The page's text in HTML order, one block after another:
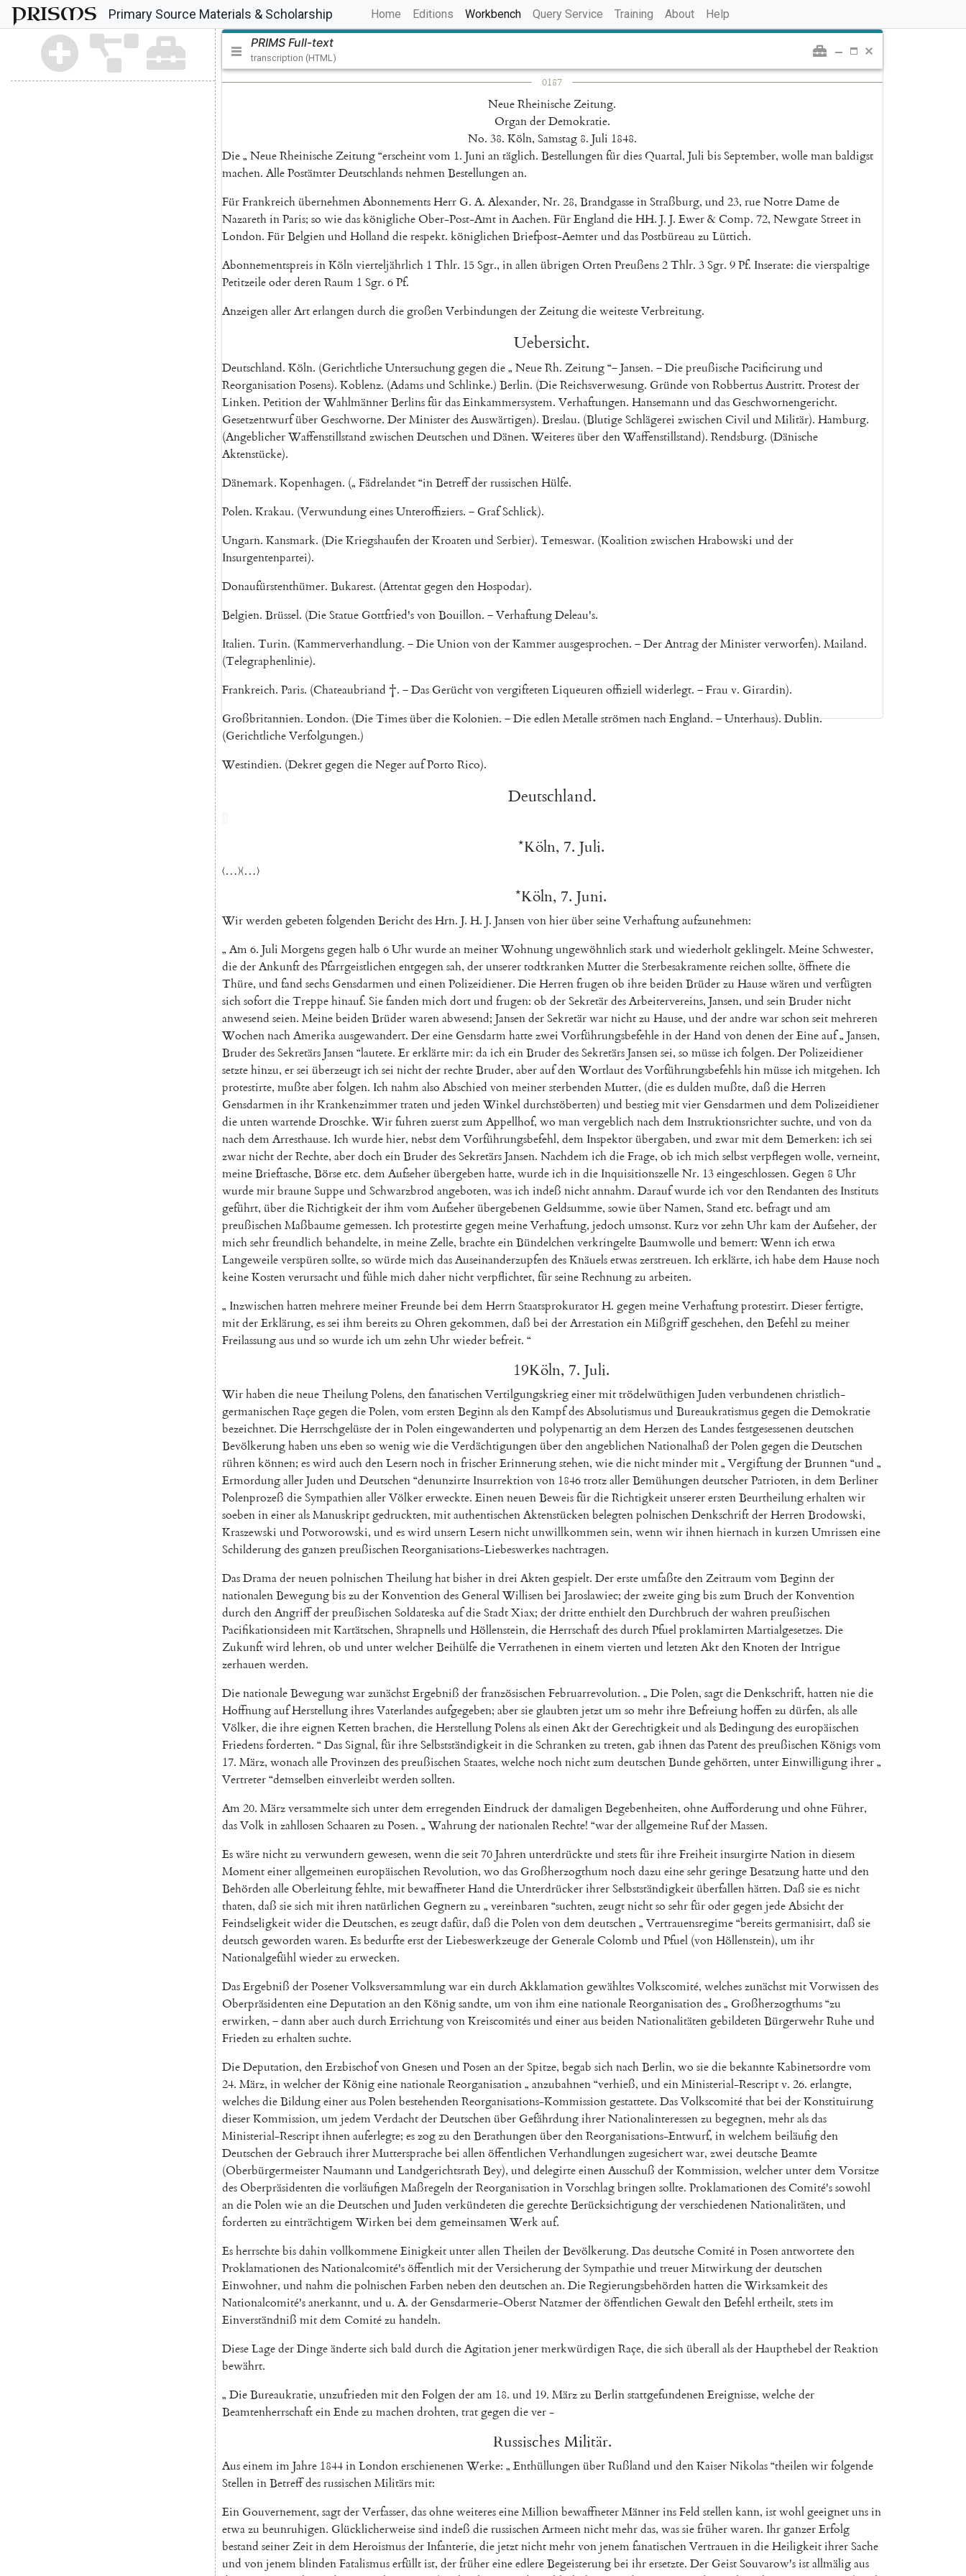
PRISMS Primary Source Materials & Scholarship Home (current)
Editions Workbench Query Service Training About Help
PRIMS Full-text
transcription (HTML)
0187
Neue Rheinische Zeitung.
OrganderDemokratie.
No. 38. Köln, Samstag 8. Juli 1848.
Die„ NeueRheinischeZeitung“erscheintvom 1. Juni antäglich. BestellungenfürdiesQuartal, Juli bisSeptember, wollemanbaldigst
machen. AllePostämterDeutschlandsnehmenBestellungenan.
FürFrankreichübernehmenAbonnementsHerr G. A. Alexander, Nr. 28, BrandgasseinStraßburg, und 23, rueNotreDamede
NazarethinParis; so wiedasköniglicheOber-Post-AmtinAachen. FürEngland dieHH. J. J. Ewer&Comp. 72, NewgateStreetin
London. FürBelgienund Holland dierespekt. königlichenBriefpost-Aemterund dasPostbüreau zu Lüttich.
AbonnementspreisinKölnvierteljährlich 1 Thlr. 15Sgr., inallenübrigenOrtenPreußens2Thlr. 3Sgr. 9Pf. Inserate: dievierspaltige
PetitzeileoderderenRaum 1 Sgr. 6Pf.
AnzeigenallerArterlangendurchdiegroßenVerbindungenderZeitungdieweitesteVerbreitung.
Uebersicht.
Deutschland. Köln. (GerichtlicheUntersuchunggegendie„ NeueRh. Zeitung“‒Jansen. ‒DiepreußischePacificirungund
ReorganisationPosens). Koblenz. (Adamsund Schlinke.) Berlin. (DieReichsverwesung. GründevonRobbertusAustritt. Protestder
Linken. PetitionderWahlmännerBerlinsfürdasEinkammersystem. Verhaftungen. Hansemannund das Geschwornengericht.
Gesetzentwurfüber Geschworne. DerMinisterdesAuswärtigen). Breslau. (BlutigeSchlägerei zwischenCivilund Militär). Hamburg.
(AngeblicherWaffenstillstand zwischenDeutschenund Dänen. WeiteresüberdenWaffenstillstand). Rendsburg. (Dänische
Aktenstücke).
Dänemark. Kopenhagen. („ Fädrelandet“inBetreffderrussischenHülfe.
Polen. Krakau. (VerwundungeinesUnteroffiziers. ‒ GrafSchlick).
Ungarn. Kansmark. (DieKriegshaufenderKroatenund Serbier). Temeswar. (KoalitionzwischenHrabowski und der
Insurgentenpartei).
Donaufürstenthümer. Bukarest. (AttentatgegendenHospodar).
Belgien. Brüssel. (DieStatue Gottfried'svonBouillon. ‒VerhaftungDeleau's.
Italien. Turin. (Kammerverhandlung. ‒DieUnionvonderKammerausgesprochen. ‒DerAntragderMinisterverworfen). Mailand.
(Telegraphenlinie).
Frankreich. Paris. (Chateaubriand †. ‒Das GerüchtvonvergiftetenLiqueurenoffiziellwiderlegt. ‒Frau v. Girardin).
Großbritannien.London.(DieTimesüberdieKolonien.‒DieedlenMetalleströmennachEngland.‒Unterhaus).Dublin.
(GerichtlicheVerfolgungen.)
Westindien. (DekretgegendieNegeraufPorto Rico).
Deutschland.
*Köln, 7. Juli.
〈…〉〈…〉
*Köln, 7. Juni.
WirwerdengebetenfolgendenBerichtdesHrn. J. H. J. JansenvonhierüberseineVerhaftungaufzunehmen:
„ Am6. Juli Morgensgegenhalb 6UhrwurdeanmeinerWohnungungewöhnlichstarkund wiederholtgeklingelt. MeineSchwester,
diederAnkunftdesPfarrgeistlichenentgegensah, derunserertodtkrankenMutterdieSterbesakramentereichensollte, öffnetedie
Thüre, und fand sechs Gensdarmenund einenPolizeidiener. DieHerrenfrugenob ihrebeidenBrüderzu Hausewärenund verfügten
sichsofortdieTreppehinauf. Siefandenmichdortund frugen: ob derSekretärdesArbeitervereins, Jansen, und seinBrudernicht
anwesend seien. MeinebeidenBrüderwarenabwesend; JansenderSekretärwarnichtzu Hause, und derandrewarschonseitmehreren
WochennachAmerikaausgewandert. Dereine Gensdarmhattezwei VorführungsbefehleinderHand vondenenderEineauf„ Jansen,
BruderdesSekretärsJansen“lautete. Ererklärtemir: daicheinBruderdesSekretärsJansensei, so müsseichfolgen. DerPolizeidiener
setztehinzu, ersei überzeugtichsei nichtderrechteBruder, aberaufdenWortlautdesVorführungsbefehlshinmüsseichmitgehen. Ich
protestirte, mußteaberfolgen. Ichnahmalso Abschied vonmeinersterbendenMutter, (dieesduldenmußte, daß dieHerren
GensdarmeninihrKrankenzimmertratenund jedenWinkeldurchstöberten) und bestiegmitvier Gensdarmenund demPolizeidiener
dieuntenwartendeDroschke. WirfuhrenzuerstzumAppellhof, wo manvergeblichnachdem Instruktionsrichtersuchte, und vonda
nachdemArresthause. Ichwurdehier, nebstdemVorführungsbefehl, dem Inspektorübergaben, und zwarmitdemBemerken: ichsei
zwarnichtderRechte, aberdocheinBruderdesSekretärsJansen. NachdemichdieFrage, ob ichmichselbstverpflegenwolle, verneint,
meineBrieftasche, Börseetc. demAufseherübergebenhatte, wurdeichindie InquisitionszelleNr. 13eingeschlossen. Gegen 8 Uhr
wurdemirbrauneSuppeund Schwarzbrod angeboten, wasichindeß nichtannahm. DaraufwurdeichvordenRendantendes Instituts
geführt, überdieRichtigkeitderihmvomAufseherübergebenen Geldsumme, sowieüberNamen, Stand etc. befragtund am
preußischenMaßbaumegemessen. IchprotestirtegegenmeineVerhaftung, jedochumsonst. KurzvorzehnUhrkamderAufseher, der
michsehrfreundlichbehandelte, inmeineZelle, brachteeinBündelchenverkringelteBaumwolleund bemert: Wennichetwa
Langeweileverspürensollte, so würdemichdasAuseinanderzupfendesKnäuelsetwaszerstreuen. Icherklärte, ichhabedemHausenoch
keineKostenverursachtund fühlemichdahernichtverpflichtet, fürseineRechnungzu arbeiten.
„ InzwischenhattenmehreremeinerFreundebei demHerrnStaatsprokuratorH. gegenmeineVerhaftungprotestirt. Dieserfertigte,
mitderErklärung, essei ihmbereitszu Ohrengekommen, daß bei derArrestationeinMißgriffgeschehen, denBefehlzu meiner
Freilassungausund so wurdeichumzehnUhrwiederbefreit. “
19Köln, 7. Juli.
WirhabendieneueTheilungPolens, denfanatischenVertilgungskriegeinermittrödelwüthigenJudenverbundenenchristlich-
germanischenRaçegegendiePolen, vomerstenBeginnalsdenKampfdesAbsolutismusund BureaukratismusgegendieDemokratie
bezeichnet. DieHerrschgelüstederinPoleneingewandertenund polypenartigandemHerzendesLandesfestgesessenendeutschen
Bevölkerunghabenunsebenso wenigwiedieVerdächtigungenüberdenangeblichenNationalhaß derPolengegendieDeutschen
rührenkönnen; eswird auchdenLesernnochinfrischerErinnerungstehen, wiedienichtmindermit„ VergiftungderBrunnen“und „
ErmordungallerJudenund Deutschen“denunzirte Insurrektionvon 1846trotzallerBemühungendeutscherPatrioten, indemBerliner
Polenprozeß dieSympathienallerVölkererweckte. EinenneuenBeweisfürdieRichtigkeitunserererstenBeurtheilungerhaltenwir
soebenineineralsManuskriptgedruckten, mitauthentischenAktenstückenbelegtenpolnischenDenkschriftderHerrenBrodowski,
Kraszewski und Potworowski, und eswird unsernLesernnichtunwillkommensein, wennwirihnenhiernachinkurzenUmrisseneine
SchilderungdesganzenpreußischenReorganisations-Liebeswerkesnachtragen.
DasDramaderneuenpolnischenTheilunghatbisherindrei Aktengespielt. DerersteumfaßtedenZeitraumvomBeginnder
nationalenBewegungbiszu derKonventiondes GeneralWillisenbei Jaroslawiec; derzweitegingbiszumBruchderKonvention
durchdenAngriffderpreußischenSoldateskaaufdieStadtXiax; derdritteenthieltdenDurchbruchderwahrenpreußischen
PacifikationsideenmitKartätschen, Shrapnellsund Höllenstein, dieHerrschaftdesdurchPfuelproklamirtenMartialgesetzes. Die
Zukunftwird lehren, ob und unterwelcherBeihülfedieVerrathenenineinemviertenund letztenAktdenKnotender Intrigue
zerhauenwerden.
DienationaleBewegungwarzunächstErgebniß derfranzösischenFebruarrevolution. „ DiePolen, sagtdieDenkschrift, hattenniedie
HoffnungaufHerstellungihresVaterlandesaufgegeben; abersieglaubtenjetztumso mehrihreBefreiunghoffenzu dürfen, alsalle
Völker, dieihreeignenKettenbrachen, dieHerstellungPolensalseinenAktder Gerechtigkeitund alsBedingungdeseuropäischen
Friedensforderten. “DasSignal, fürihreSelbstständigkeitindieSchrankenzu treten, gab ihnendasPatentdespreußischenKönigsvom
17. März, wonachalleProvinzendespreußischenStaates, welchenochnichtzumdeutschenBundegehörten, unterEinwilligungihrer„
Vertreter“demselbeneinverleibtwerdensollten.
Am20. MärzversammeltesichunterdemerregendenEindruckderdamaligenBegebenheiten, ohneAufforderungund ohneFührer,
dasVolkinzahllosenSchaarenzu Posen. „ WahrungdernationalenRechte! “warderallgemeineRufderMassen.
Eswärenichtzu verwunderngewesen, wenndieseit70Jahrenunterdrückteund stetsfürihreFreiheitinsurgirteNationindiesem
MomenteinerallgemeineneuropäischenRevolution, wo das Großherzogthumnochdazu einesehrgeringeBesatzunghatteund den
BehördenalleOberleitungfehlte, mitbewaffneterHand dieUnterdrückerihrerSelbstständigkeitüberfallenhätten. Daß sieesnicht
thaten, daß siesichmitihrennatürlichen Gegnernzu „ vereinbaren“suchten, zeugtnichtso sehrfürodergegenjedeAbsichtder
FeindseligkeitwiderdieDeutschen, eszeugtdafür, daß diePolenvondemdeutschen„ Vertrauensregime“bereitsgermanisirt, daß sie
deutschgewordenwaren. EsbedurfteerstderLiebeswerkzeugeder GeneraleColomb und Pfuel (vonHöllenstein), umihr
Nationalgefühlwiederzu erwecken.
DasErgebniß derPosenerVolksversammlungwareindurchAkklamationgewähltesVolkscomité, welcheszunächstmitVorwissendes
OberpräsidenteneineDeputationandenKönigsandte, umvonihmeinenationaleReorganisationdes„ Großherzogthums“zu
erwirken, ‒dannaberauchdurchErrichtungvonKreiscomitésund einerausbeidenNationalitätengebildetenBürgerwehrRuheund
Friedenzu erhaltensuchte.
DieDeputation, denErzbischofvon Gnesenund PosenanderSpitze, begab sichnachBerlin, wo siediebekannteKabinetsordrevom
24. März, inwelcherderKönigeinenationaleReorganisation„ anzubahnen“verhieß, und einMinisterial-Rescriptv. 26. erlangte,
welchesdieBildungeinerausPolenbestehendenReorganisations-Kommissiongestattete. DasVolkscomitéthatbei derKonstituirung
dieserKommission, umjedemVerdachtderDeutschenüber GefährdungihrerNationalinteressenzu begegnen, mehralsdas
Ministerial-Rescriptihnenauferlegte; eszogzu denBerathungenüberdenReorganisations-Entwurf, inwelchembeiläufigden
Deutschender GebrauchihrerMuttersprachebei allenöffentlichenVerhandlungenzugesichertwar, zwei deutscheBeamte
(OberbürgermeisterNaumannund LandgerichtsrathBey), und delegirteeinenAusschuß derKommission, welcherunterdemVorsitze
desOberpräsidentendievorläufigenMaßregelnderReorganisationinVorschlagbringensollte. ProklamationendesComité'ssowohl
andiePolenwieandieDeutschenund JudenverkündetendiegerechteBerücksichtigungderverschiedenenNationalitäten, und
fordertenzu einträchtigemWirkenbei demgemeinsamenWerkauf.
EsherrschtebisdahinvollkommeneEinigkeitunterallenTheilenderBevölkerung. DasdeutscheComitéinPosenantworteteden
ProklamationendesNationalcomité'söffentlichmitderVersicherungderSympathieund treuerMitwirkungderdeutschen
Einwohner, und nahmdiepolnischenFarbennebendendeutschenan. DieRegierungsbehördenhattendieWirksamkeitdes
Nationalcomité'sanerkannt, und u. A. der Gensdarmerie-OberstNatzmerderöffentlichen GewaltdenBefehlertheilt, stetsim
Einverständniß mitdemComitézu handeln.
DieseLagederDingeändertesichbald durchdieAgitationjenermerkwürdigenRaçe, diesichüberallalsderHaupthebelderReaktion
bewährt.
„ DieBureaukratie, unzufriedenmitdenFolgenderam 18. und 19. Märzzu BerlinstattgefundenenEreignisse, welcheder
BeamtenherrschafteinEndezu machendrohten, tratgegendiever-
Russisches Militär.
AuseinemimJahre 1844inLondonerschienenenWerke: „ EnthüllungenüberRußland und denKaiserNikolas“theilenwirfolgende
StelleninBetreffdesrussischenMilitärsmit:
Ein Gouvernement, sagtderVerfasser, dasohneweitereseineMillionbewaffneterMännerinsFeld stellenkann, istwohlgeeignetunsin
etwazu beunruhigen. Glücklicherweisesind indeß dierussischenArmeennichtmehrdas, wassiefrüherwaren. IhrganzerErfolg
bestand seinerZeitindemHeroismusder Infanterie, diejetztnichtmehrvonjenemfanatischenVertrauenindieHeiligkeitihrerSache
und vonjenemblindenFatalismuserfülltist, derfrühereineedlereBegeisterungbei ihrersetzte. Der GeistSouvarow'sistallmäligaus